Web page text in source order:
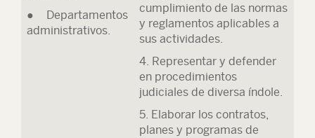
● Departamentos
administrativos.
cumplimiento de las normas
y reglamentos aplicables a
sus actividades.
4. Representar y defender
en procedimientos
judiciales de diversa índole.
5. Elaborar los contratos,
planes y programas de